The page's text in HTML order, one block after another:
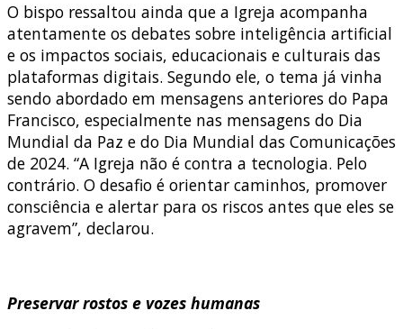
O bispo ressaltou ainda que a Igreja acompanha
atentamente os debates sobre inteligência artificial
e os impactos sociais, educacionais e culturais das
plataformas digitais. Segundo ele, o tema já vinha
sendo abordado em mensagens anteriores do Papa
Francisco, especialmente nas mensagens do Dia
Mundial da Paz e do Dia Mundial das Comunicações
de 2024. “A Igreja não é contra a tecnologia. Pelo
contrário. O desafio é orientar caminhos, promover
consciência e alertar para os riscos antes que eles se
agravem”, declarou.
Preservar rostos e vozes humanas